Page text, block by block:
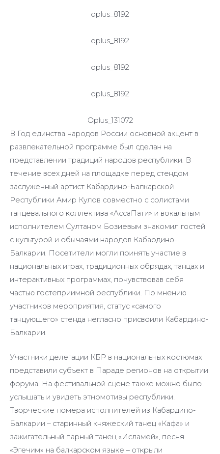
oplus_8192
oplus_8192
oplus_8192
oplus_8192
Oplus_131072
В Год единства народов России основной акцент в
развлекательной программе был сделан на
представлении традиций народов республики. В
течение всех дней на площадке перед стендом
заслуженный артист Кабардино-Балкарской
Республики Амир Кулов совместно с солистами
танцевального коллектива «АссаПати» и вокальным
исполнителем Султаном Бозиевым знакомил гостей
с культурой и обычаями народов Кабардино-
Балкарии. Посетители могли принять участие в
национальных играх, традиционных обрядах, танцах и
интерактивных программах, почувствовав себя
частью гостеприимной республики. По мнению
участников мероприятия, статус «самого
танцующего» стенда негласно присвоили Кабардино-
Балкарии.
Участники делегации КБР в национальных костюмах
представили субъект в Параде регионов на открытии
форума. На фестивальной сцене также можно было
услышать и увидеть этномотивы республики.
Творческие номера исполнителей из Кабардино-
Балкарии – старинный княжеский танец «Кафа» и
зажигательный парный танец «Исламей», песня
«Эгечим» на балкарском языке – открыли